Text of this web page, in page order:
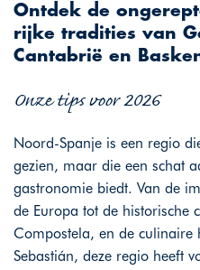
Ontdek de
rijke tradities van
Cantabrië en
Onze tips voor 2026
Noord-Spanje is een regio
gezien, maar die een schat
gastronomie biedt. Van de
de Europa tot de historische
Compostela, en de culinaire
Sebastián, deze regio heeft